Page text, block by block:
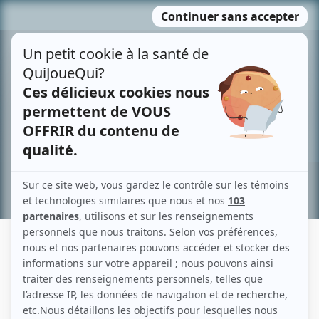
MENU
contenu
Recherche avancée »
ÉMILIA CHARRON
Liens
Fiche de Émilia Charron sur Showbizz.net